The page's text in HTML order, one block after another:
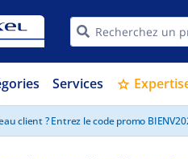
Services star
client ? Entrez le code promo